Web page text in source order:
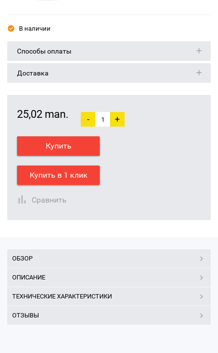
В наличии
Способы оплаты
Доставка
25,02 man. - +
Купить
Купить в 1 клик
Сравнить
ОБЗОР
ОПИСАНИЕ
ТЕХНИЧЕСКИЕ ХАРАКТЕРИСТИКИ
ОТЗЫВЫ